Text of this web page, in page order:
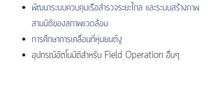
พัฒนาระบบควบคุมเรือสำรวจระยะไกล และระบบสร้างภาพ
สามมิติของสภาพแวดล้อม
การศึกษาการเคลื่อนที่หุ่นยนต์งู
อุปกรณ์อัตโนมัติสำหรับ Field Operation อื่นๆ